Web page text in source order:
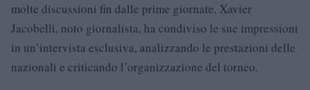
molte discussioni fin dalle prime giornate. Xavier
Jacobelli, noto giornalista, ha condiviso le sue impressioni
in un’intervista esclusiva, analizzando le prestazioni delle
nazionali e criticando l’organizzazione del torneo.